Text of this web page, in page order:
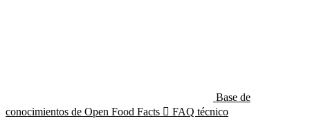
Base de
conocimientos de Open Food Facts  FAQ técnico